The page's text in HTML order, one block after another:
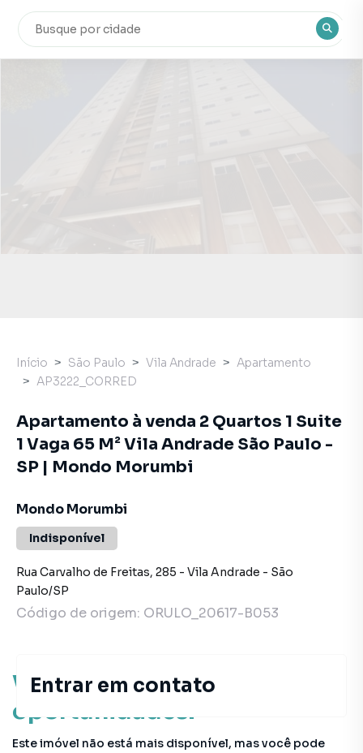
Você pode encontrar novas
oportunidades!
Este imóvel não está mais disponível, mas você pode
Início São Paulo Vila Andrade
Apartamento
AP3222_CORRED
Apartamento à venda 2 Quartos 1 Suite
1 Vaga 65 M² Vila Andrade São Paulo -
SP | Mondo Morumbi
Mondo Morumbi
Indisponível
Rua Carvalho de Freitas, 285 - Vila Andrade - São
Paulo/SP
Código de origem: ORULO_20617-B053
Entrar em contato